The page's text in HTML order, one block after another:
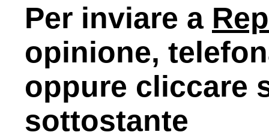
Per inviare a
opinione,
oppure cliccare
sottostante